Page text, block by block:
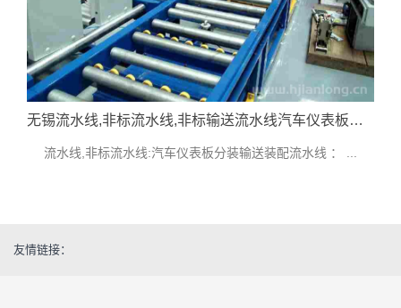
无锡流水线,非标流水线,非标输送流水线汽车仪表板分装输送装配流水线技术指标参考
友情链接：